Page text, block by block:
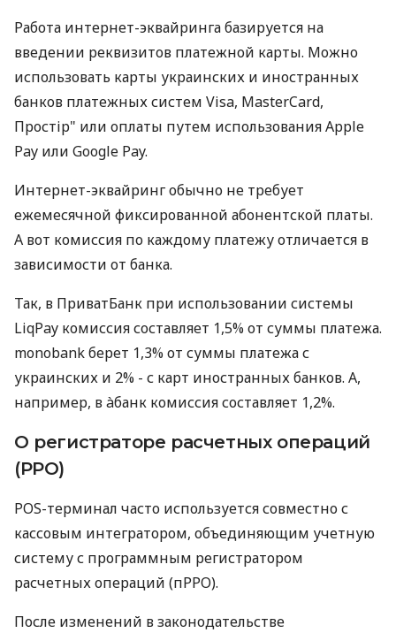
Работа интернет-эквайринга базируется на
введении реквизитов платежной карты. Можно
использовать карты украинских и иностранных
банков платежных систем Visa, MasterCard,
Простір" или оплаты путем использования Apple
Pay или Google Pay.
Интернет-эквайринг обычно не требует
ежемесячной фиксированной абонентской платы.
А вот комиссия по каждому платежу отличается в
зависимости от банка.
Так, в ПриватБанк при использовании системы
LiqPay комиссия составляет 1,5% от суммы платежа.
monobank берет 1,3% от суммы платежа с
украинских и 2% - с карт иностранных банков. А,
например, в àбанк комиссия составляет 1,2%.
О регистраторе расчетных операций
(РРО)
POS-терминал часто используется совместно с
кассовым интегратором, объединяющим учетную
систему с программным регистратором
расчетных операций (пРРО).
После изменений в законодательстве